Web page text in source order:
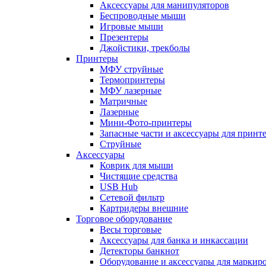
Аксессуары для манипуляторов
Беспроводные мыши
Игровые мыши
Презентеры
Джойстики, трекболы
Принтеры
МФУ струйные
Термопринтеры
МФУ лазерные
Матричные
Лазерные
Мини-Фото-принтеры
Запасные части и аксессуары для
Струйные
Аксессуары
Коврик для мыши
Чистящие средства
USB Hub
Сетевой фильтр
Картридеры внешние
Торговое оборудование
Весы торговые
Аксессуары для банка и инкассации
Детекторы банкнот
Оборудование и аксессуары для